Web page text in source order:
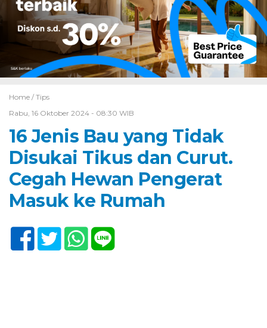
Home / Tips
Rabu, 16 Oktober 2024 - 08:30 WIB
16 Jenis Bau yang Tidak
Disukai Tikus dan Curut.
Cegah Hewan Pengerat
Masuk ke Rumah